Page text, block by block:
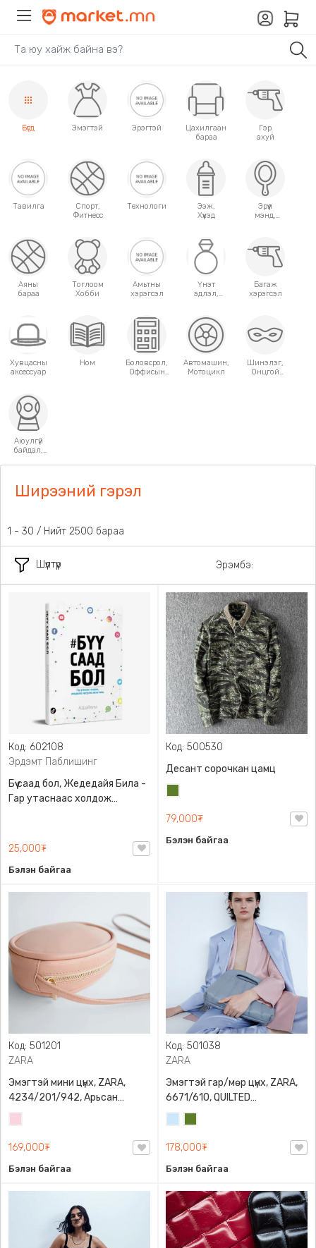
Бүгд Эмэгтэй Эрэгтэй
Цахилгаан
бараа
Гэр
ахуй
Тавилга
Спорт,
Фитнесс
Технологи
Ээж,
Хүүхэд
Эрүүл
мэнд,
Аяны
бараа
Тоглоом
Хобби
Амьтны
хэрэгсэл
Үнэт
эдлэл,
Багаж
хэрэгсэл
Хувцасны
аксессуар
Ном
Боловсрол,
Оффисын
Автомашин,
Мотоцикл
Шинэлэг,
Онцгой
Аюулгүй
байдал,
Ширээний гэрэл
Шүүлтүүр
31 - 60 / Нийт 2500 бараа
Эрэмбэ:
Код: 602108
Эрдэмт Паблишинг
Бүү саад бол, Жедедайя Била -
Гар утаснаас холдож
9789919235192
25,000₮
Бэлэн байгаа
Код: 500530
Десант сорочкан цамц
79,000₮
Бэлэн байгаа
Код: 501201
ZARA
Эмэгтэй мини цүнх, ZARA,
4234/201/942, Арьсан
материалтай, LIMITED EDITION
OVAL LEATHER HANDBAG TRF
169,000₮
Бэлэн байгаа
Код: 501038
ZARA
Эмэгтэй гар/мөр цүнх, ZARA,
6671/610, QUILTED
CROSSBODY BAG WITH HANDLE
178,000₮
Бэлэн байгаа